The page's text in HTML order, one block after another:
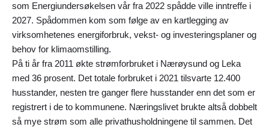
som Energiundersøkelsen vår fra 2022 spådde ville inntreffe i
2027. Spådommen kom som følge av en kartlegging av
virksomhetenes energiforbruk, vekst- og investeringsplaner og
behov for klimaomstilling.
På ti år fra 2011 økte strømforbruket i Nærøysund og Leka
med 36 prosent. Det totale forbruket i 2021 tilsvarte 12.400
husstander, nesten tre ganger flere husstander enn det som er
registrert i de to kommunene. Næringslivet brukte altså dobbelt
så mye strøm som alle privathusholdningene til sammen. Det